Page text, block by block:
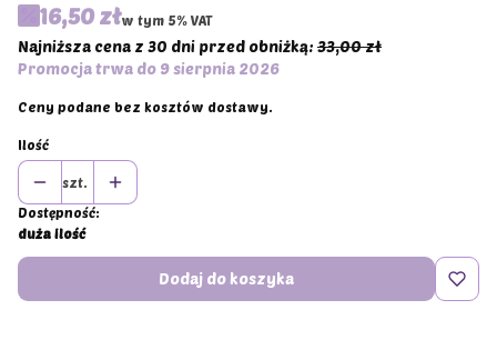
16,50 złw tym 5% VAT
w tym 5% VAT
Najniższa cena z 30 dni przed obniżką: 33,00 zł
Promocja trwa do 9 sierpnia 2026
Ceny podane bez kosztów dostawy.
Ilość
szt.
Dostępność:
duża ilość
Dodaj do koszyka